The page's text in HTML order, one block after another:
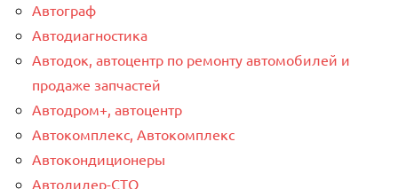
Автограф
Автодиагностика
Автодок, автоцентр по ремонту автомобилей и
продаже запчастей
Автодром+, автоцентр
Автокомплекс, Автокомплекс
Автокондиционеры
Автолидер-СТО